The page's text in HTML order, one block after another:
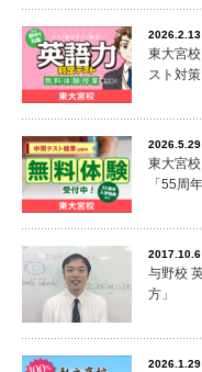
2026.2.13
東大宮
スト対
2026.5.29
東大宮
「55周
2017.10.6
与野校
方」
2026.1.29